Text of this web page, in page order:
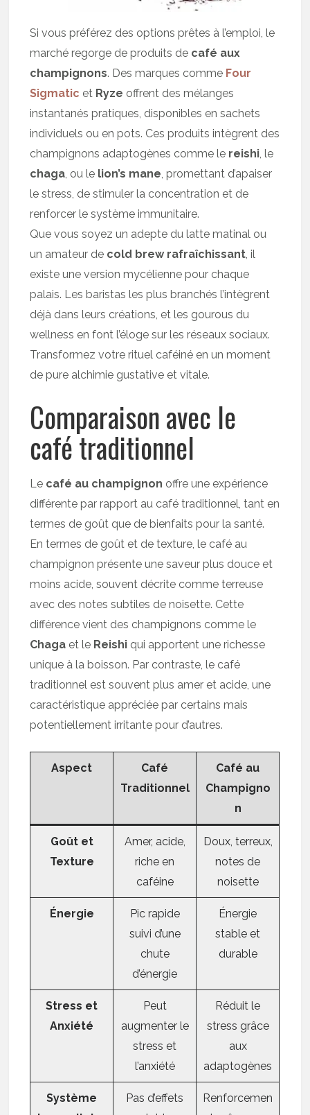
Si vous préférez des options prêtes à l’emploi, le
marché regorge de produits de café aux
champignons. Des marques comme Four
Sigmatic et Ryze offrent des mélanges
instantanés pratiques, disponibles en sachets
individuels ou en pots. Ces produits intègrent des
champignons adaptogènes comme le reishi , le
chaga , ou le lion’s mane , promettant d’apaiser
le stress, de stimuler la concentration et de
renforcer le système immunitaire.
Que vous soyez un adepte du latte matinal ou
un amateur de cold brew rafraîchissant , il
existe une version mycélienne pour chaque
palais. Les baristas les plus branchés l’intègrent
déjà dans leurs créations, et les gourous du
wellness en font l’éloge sur les réseaux sociaux.
Transformez votre rituel caféiné en un moment
de pure alchimie gustative et vitale.
Comparaison avec le
café traditionnel
Le café au champignon offre une expérience
différente par rapport au café traditionnel, tant en
termes de goût que de bienfaits pour la santé.
En termes de goût et de texture, le café au
champignon présente une saveur plus douce et
moins acide, souvent décrite comme terreuse
avec des notes subtiles de noisette. Cette
différence vient des champignons comme le
Chaga et le Reishi qui apportent une richesse
unique à la boisson. Par contraste, le café
traditionnel est souvent plus amer et acide, une
caractéristique appréciée par certains mais
potentiellement irritante pour d’autres.
Aspect
Café
Traditionnel
Café au
Champigno
n
Goût et
Texture
Amer, acide,
riche en
caféine
Doux, terreux,
notes de
noisette
Énergie
Pic rapide
suivi d’une
chute
d’énergie
Énergie
stable et
durable
Stress et
Anxiété
Peut
augmenter le
stress et
l’anxiété
Réduit le
stress grâce
aux
adaptogènes
Système
Pas d’effets
Renforcemen